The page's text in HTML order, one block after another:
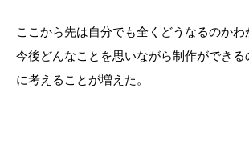
ここから先は自分でも全くどうなるのかわ
今後どんなことを思いながら制作ができる
に考えることが増えた。